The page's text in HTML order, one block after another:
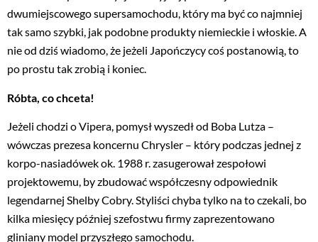
dwumiejscowego supersamochodu, który ma być co najmniej
tak samo szybki, jak podobne produkty niemieckie i włoskie. A
nie od dziś wiadomo, że jeżeli Japończycy coś postanowią, to
po prostu tak zrobią i koniec.
Róbta, co chceta!
Jeżeli chodzi o Vipera, pomysł wyszedł od Boba Lutza –
wówczas prezesa koncernu Chrysler – który podczas jednej z
korpo-nasiadówek ok. 1988 r. zasugerował zespołowi
projektowemu, by zbudować współczesny odpowiednik
legendarnej Shelby Cobry. Styliści chyba tylko na to czekali, bo
kilka miesięcy później szefostwu firmy zaprezentowano
gliniany model przyszłego samochodu.